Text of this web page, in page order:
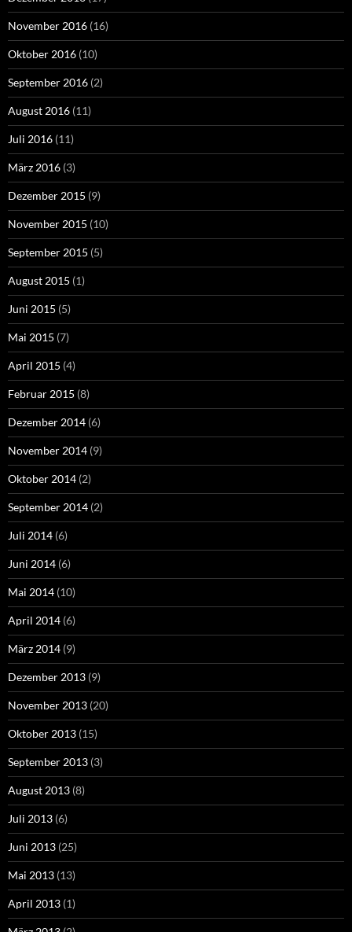
November 2016 (16)
Oktober 2016 (10)
September 2016 (2)
August 2016 (11)
Juli 2016 (11)
März 2016 (3)
Dezember 2015 (9)
November 2015 (10)
September 2015 (5)
August 2015 (1)
Juni 2015 (5)
Mai 2015 (7)
April 2015 (4)
Februar 2015 (8)
Dezember 2014 (6)
November 2014 (9)
Oktober 2014 (2)
September 2014 (2)
Juli 2014 (6)
Juni 2014 (6)
Mai 2014 (10)
April 2014 (6)
März 2014 (9)
Dezember 2013 (9)
November 2013 (20)
Oktober 2013 (15)
September 2013 (3)
August 2013 (8)
Juli 2013 (6)
Juni 2013 (25)
Mai 2013 (13)
April 2013 (1)